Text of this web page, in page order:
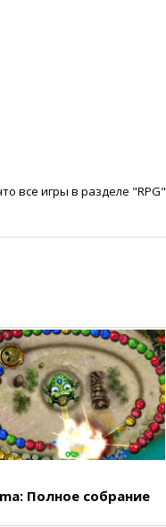
все игры в разделе "RPG"
Полное собрание